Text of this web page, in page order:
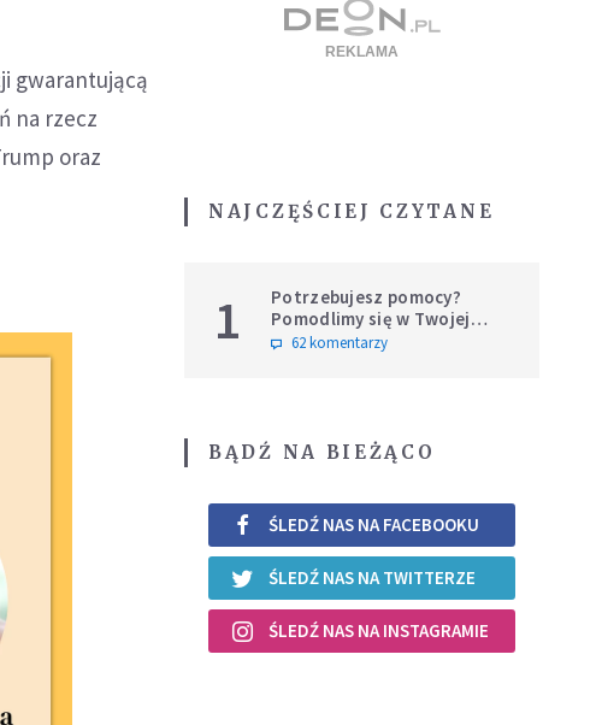
gwarantującą
na rzecz
oraz
NAJCZĘŚCIEJ CZYTANE
1
Potrzebujesz pomocy?
Pomodlimy się w Twojej
intencji
62 komentarzy
BĄDŹ NA BIEŻĄCO
ŚLEDŹ NAS NA FACEBOOKU
ŚLEDŹ NAS NA TWITTERZE
ŚLEDŹ NAS NA INSTAGRAMIE